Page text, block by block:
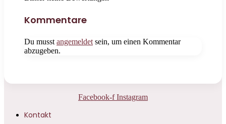
Kommentare
Du musst angemeldet sein, um einen Kommentar
abzugeben.
Facebook-f Instagram
Kontakt